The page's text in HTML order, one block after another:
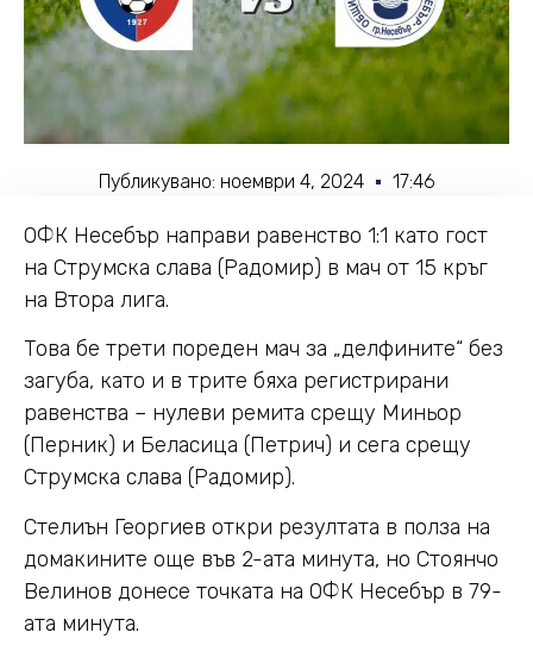
Публикувано: ноември 4, 2024 17:46
ОФК Несебър направи равенство 1:1 като гост
на Струмска слава (Радомир) в мач от 15 кръг
на Втора лига.
Това бе трети пореден мач за „делфините“ без
загуба, като и в трите бяха регистрирани
равенства – нулеви ремита срещу Миньор
(Перник) и Беласица (Петрич) и сега срещу
Струмска слава (Радомир).
Стелиън Георгиев откри резултата в полза на
домакините още във 2-ата минута, но Стоянчо
Велинов донесе точката на ОФК Несебър в 79-
ата минута.